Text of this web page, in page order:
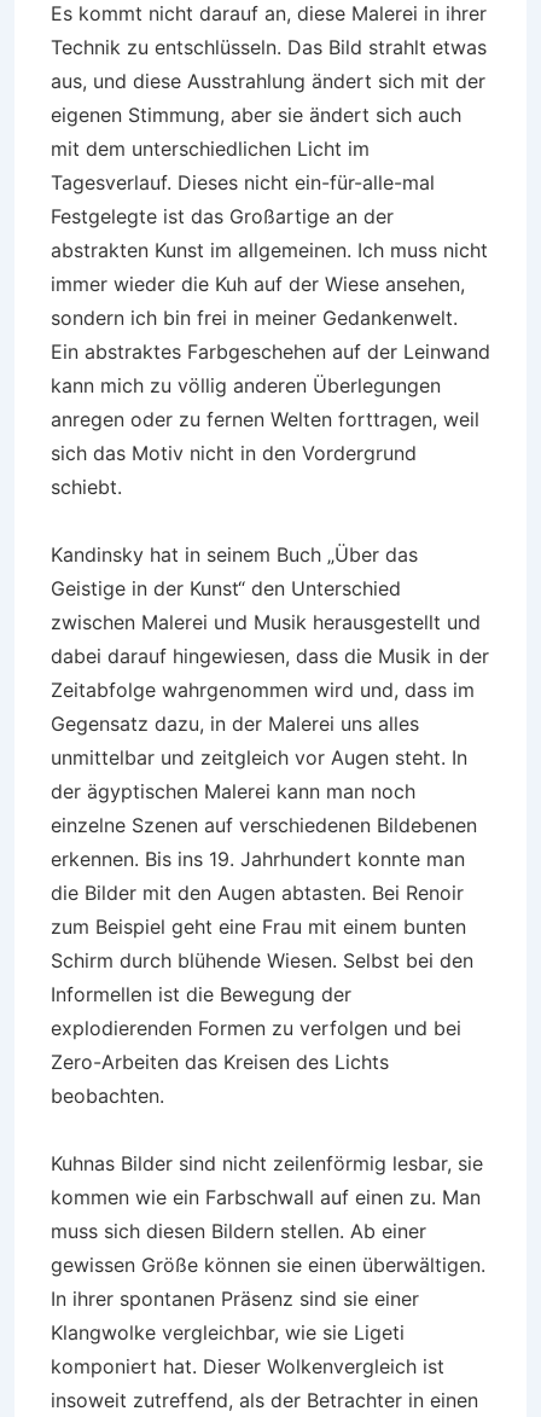
Es kommt nicht darauf an, diese Malerei in ihrer
Technik zu entschlüsseln. Das Bild strahlt etwas
aus, und diese Ausstrahlung ändert sich mit der
eigenen Stimmung, aber sie ändert sich auch
mit dem unterschiedlichen Licht im
Tagesverlauf. Dieses nicht ein-für-alle-mal
Festgelegte ist das Großartige an der
abstrakten Kunst im allgemeinen. Ich muss nicht
immer wieder die Kuh auf der Wiese ansehen,
sondern ich bin frei in meiner Gedankenwelt.
Ein abstraktes Farbgeschehen auf der Leinwand
kann mich zu völlig anderen Überlegungen
anregen oder zu fernen Welten forttragen, weil
sich das Motiv nicht in den Vordergrund
schiebt.
Kandinsky hat in seinem Buch „Über das
Geistige in der Kunst“ den Unterschied
zwischen Malerei und Musik herausgestellt und
dabei darauf hingewiesen, dass die Musik in der
Zeitabfolge wahrgenommen wird und, dass im
Gegensatz dazu, in der Malerei uns alles
unmittelbar und zeitgleich vor Augen steht. In
der ägyptischen Malerei kann man noch
einzelne Szenen auf verschiedenen Bildebenen
erkennen. Bis ins 19. Jahrhundert konnte man
die Bilder mit den Augen abtasten. Bei Renoir
zum Beispiel geht eine Frau mit einem bunten
Schirm durch blühende Wiesen. Selbst bei den
Informellen ist die Bewegung der
explodierenden Formen zu verfolgen und bei
Zero-Arbeiten das Kreisen des Lichts
beobachten.
Kuhnas Bilder sind nicht zeilenförmig lesbar, sie
kommen wie ein Farbschwall auf einen zu. Man
muss sich diesen Bildern stellen. Ab einer
gewissen Größe können sie einen überwältigen.
In ihrer spontanen Präsenz sind sie einer
Klangwolke vergleichbar, wie sie Ligeti
komponiert hat. Dieser Wolkenvergleich ist
insoweit zutreffend, als der Betrachter in einen